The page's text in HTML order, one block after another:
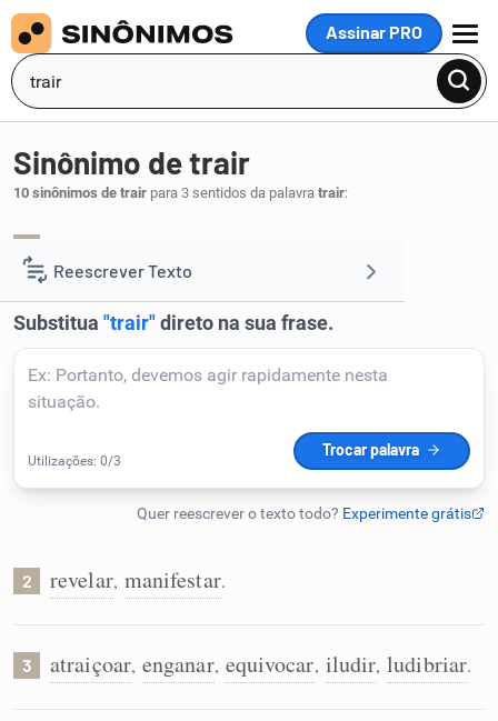
Assinar PRO
MENU
Reescrever Texto
Resumir Texto
Corrigir Texto
Detector de IA
Humanizador de IA
Conexões
Sinônimo de trair
10 sinônimos de trair para 3 sentidos da palavra trair:
2 revelar, manifestar.
3 atraiçoar, enganar, equivocar, iludir, ludibriar.